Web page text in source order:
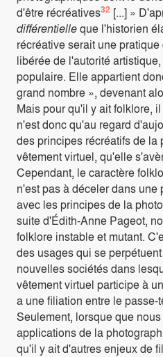
d'être récréatives32 [...] »
différentielleque l'historien
récréative serait une
libérée de l'autorité
populaire. Elle appartient
grand nombre », devenant
Mais pour qu'il y ait folklore,
n'est donc qu'au regard
des principes récréatifs de la
vêtement virtuel, qu'elle
Cependant, le caractère
n'est pas à déceler dans
avec les principes de la
suite d'Édith-Anne Pageot,
folklore instable et mutant.
des usages qui se
nouvelles sociétés dans
vêtement virtuel participe à
a une filiation entre le passe-
Seulement, lorsque que
applications de la
qu'il y ait d'autres enjeux de